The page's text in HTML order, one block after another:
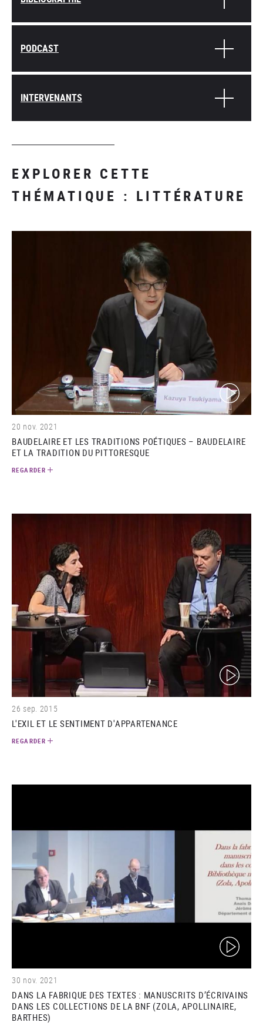
PODCAST
INTERVENANTS
EXPLORER CETTE
THÉMATIQUE : LITTÉRATURE
(video)
20 nov. 2021
BAUDELAIRE ET LES TRADITIONS POÉTIQUES – BAUDELAIRE
ET LA TRADITION DU PITTORESQUE
REGARDER
(video)
26 sep. 2015
L'EXIL ET LE SENTIMENT D'APPARTENANCE
REGARDER
(video)
30 nov. 2021
DANS LA FABRIQUE DES TEXTES : MANUSCRITS D’ÉCRIVAINS
DANS LES COLLECTIONS DE LA BNF (ZOLA, APOLLINAIRE,
BARTHES)